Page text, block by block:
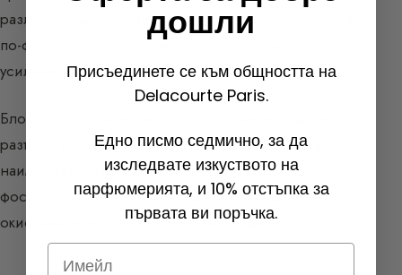
разлика от много животинската цивета, амбра гри е
по-фина, тайнствена и еротична. Тя е несравним
усилвател на sillage.
Блок с добро качество може да пламне и да се
разтопи в тъмнозлатиста течност, откъдето идва
наименованието й „амбра” – по аналогия с
фосилната амбра (растителна смола). Само дълго
окисляваните конкреции са използваеми.
дошли
Присъединете се към общността на
Delacourte Paris.
Едно писмо седмично, за да
изследвате изкуството на
парфюмерията, и 10% отстъпка за
първата ви поръчка.